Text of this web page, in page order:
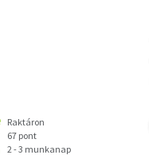
Raktáron
67 pont
2 - 3 munkanap